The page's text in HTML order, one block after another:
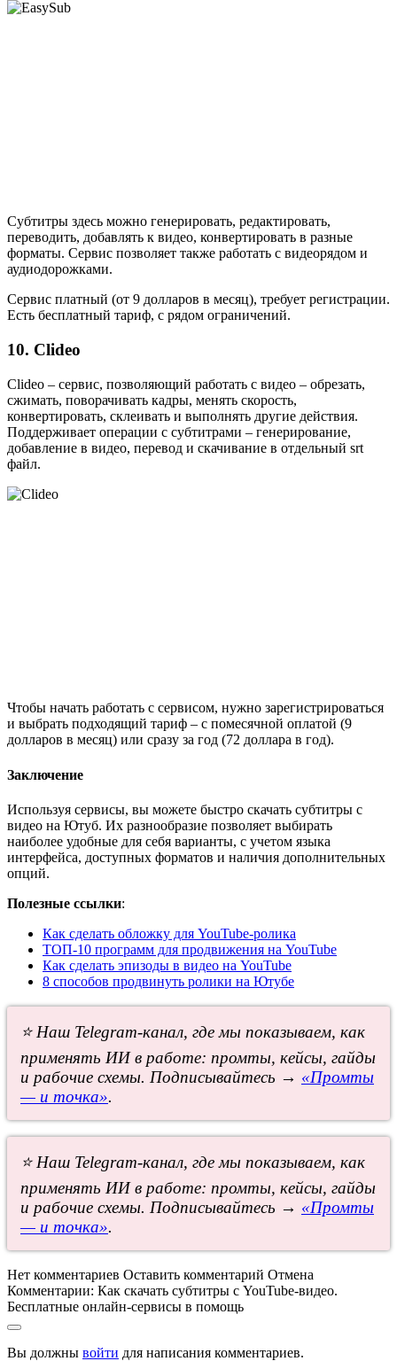
Субтитры здесь можно генерировать, редактировать,
переводить, добавлять к видео, конвертировать в разные
форматы. Сервис позволяет также работать с видеорядом и
аудиодорожками.
Сервис платный (от 9 долларов в месяц), требует регистрации.
Есть бесплатный тариф, с рядом ограничений.
10. Clideo
Clideo – сервис, позволяющий работать с видео – обрезать,
сжимать, поворачивать кадры, менять скорость,
конвертировать, склеивать и выполнять другие действия.
Поддерживает операции с субтитрами – генерирование,
добавление в видео, перевод и скачивание в отдельный srt
файл.
Чтобы начать работать с сервисом, нужно зарегистрироваться
и выбрать подходящий тариф – с помесячной оплатой (9
долларов в месяц) или сразу за год (72 доллара в год).
Заключение
Используя сервисы, вы можете быстро скачать субтитры с
видео на Ютуб. Их разнообразие позволяет выбирать
наиболее удобные для себя варианты, с учетом языка
интерфейса, доступных форматов и наличия дополнительных
опций.
Полезные ссылки:
Как сделать обложку для YouTube-ролика
ТОП-10 программ для продвижения на YouTube
Как сделать эпизоды в видео на YouTube
8 способов продвинуть ролики на Ютубе
⭐ Наш Telegram-канал, где мы показываем, как
применять ИИ в работе: промты, кейсы, гайды
и рабочие схемы. Подписывайтесь → «Промты
— и точка».
⭐ Наш Telegram-канал, где мы показываем, как
применять ИИ в работе: промты, кейсы, гайды
и рабочие схемы. Подписывайтесь → «Промты
— и точка».
Нет комментариев Оставить комментарий Отмена
Комментарии: Как скачать субтитры с YouTube-видео.
Бесплатные онлайн-сервисы в помощь
Вы должны войти для написания комментариев.